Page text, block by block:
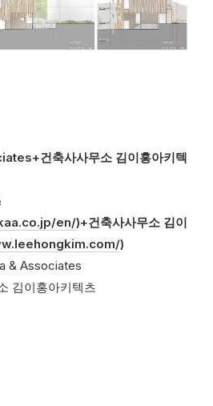
건축사사무소 김이홍아키텍
en/)+건축사사무소 김이
)
& Associates
김이홍아키텍츠